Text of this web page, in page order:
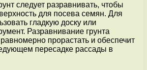
следует разравнивать, чтобы
для посева семян. Для
гладкую доску или
Разравнивание грунта
прорастать и обеспечит
пересадке рассады в